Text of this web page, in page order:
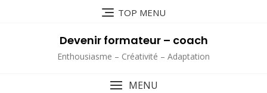
TOP MENU
Devenir formateur – coach
Enthousiasme – Créativité – Adaptation
MENU